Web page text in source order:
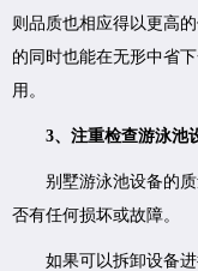
则品质也相应得以更高
的同时也能在无形中省
用。
3、注重检查游泳池
别墅游泳池设备的质
否有任何损坏或故障。
如果可以拆卸设备进